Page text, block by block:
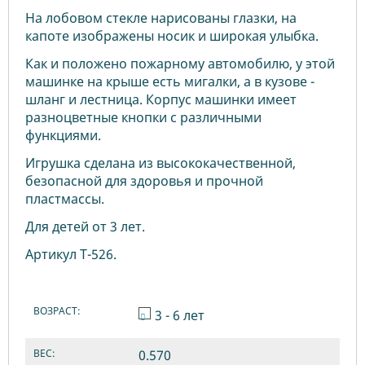
На лобовом стекле нарисованы глазки, на
капоте изображены носик и широкая улыбка.
Как и положено пожарному автомобилю, у этой
машинке на крыше есть мигалки, а в кузове -
шланг и лестница. Корпус машинки имеет
разноцветные кнопки с различными
функциями.
Игрушка сделана из высококачественной,
безопасной для здоровья и прочной
пластмассы.
Для детей от 3 лет.
Артикул Т-526.
ВОЗРАСТ: 3 - 6 лет
ВЕС: 0.570